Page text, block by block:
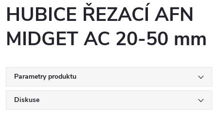
HUBICE ŘEZACÍ AFN
MIDGET AC 20-50 mm
Parametry produktu
Diskuse